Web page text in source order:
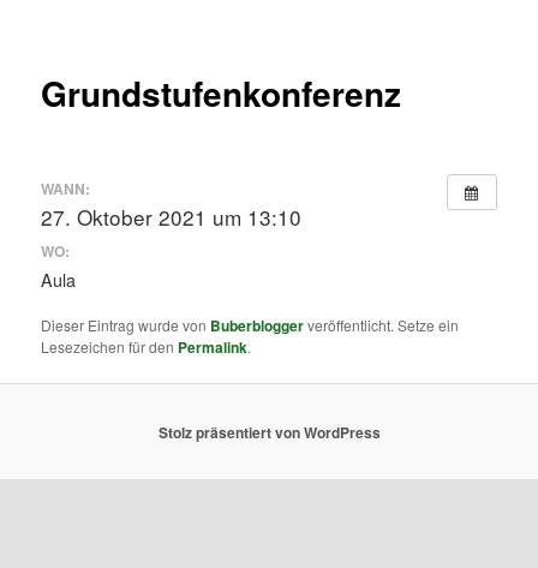
Grundstufenkonferenz
WANN:
27. Oktober 2021 um 13:10
WO:
Aula
Dieser Eintrag wurde von Buberbloggerveröffentlicht. Setze ein
Lesezeichen für den Permalink.
Stolz präsentiert von WordPress